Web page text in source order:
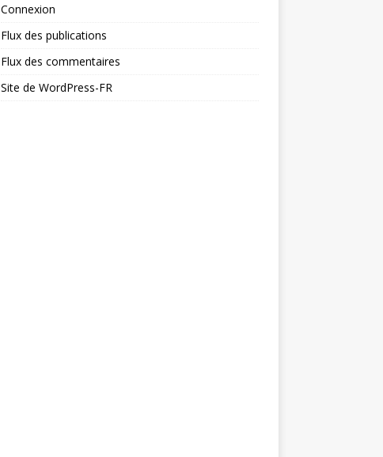
Connexion
Flux des publications
Flux des commentaires
Site de WordPress-FR